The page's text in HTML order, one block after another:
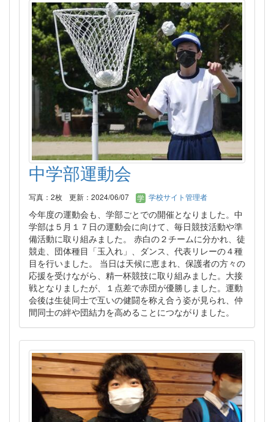
中学部運動会
写真：2枚 更新：2024/06/07 学校サイト管理者
今年度の運動会も、学部ごとでの開催となりました。中
学部は５月１７日の運動会に向けて、毎日競技活動や準
備活動に取り組みました。 赤白の２チームに分かれ、徒
競走、団体種目「玉入れ」、ダンス、代表リレーの４種
目を行いました。 当日は天候に恵まれ、保護者の方々の
応援を受けながら、精一杯競技に取り組みました。大接
戦となりましたが、１点差で赤団が優勝しました。運動
会後は生徒同士で互いの健闘を称え合う姿が見られ、仲
間同士の絆や団結力を高めることにつながりました。